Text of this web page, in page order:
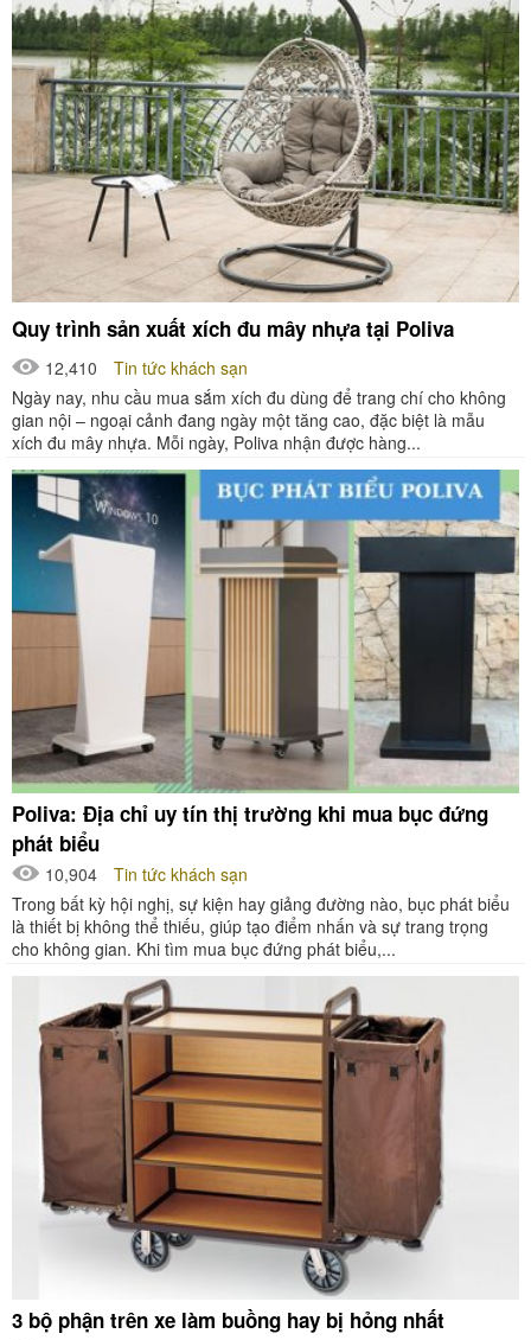
Quy trình sản xuất xích đu mây nhựa tại Poliva
12,410
Tin tức khách sạn
Ngày nay, nhu cầu mua sắm xích đu dùng để trang chí cho không
gian nội – ngoại cảnh đang ngày một tăng cao, đặc biệt là mẫu
xích đu mây nhựa. Mỗi ngày, Poliva nhận được hàng...
Poliva: Địa chỉ uy tín thị trường khi mua bục đứng
phát biểu
10,904
Tin tức khách sạn
Trong bất kỳ hội nghị, sự kiện hay giảng đường nào, bục phát biểu
là thiết bị không thể thiếu, giúp tạo điểm nhấn và sự trang trọng
cho không gian. Khi tìm mua bục đứng phát biểu,...
3 bộ phận trên xe làm buồng hay bị hỏng nhất